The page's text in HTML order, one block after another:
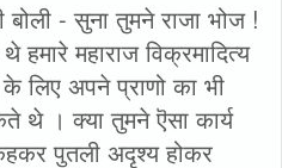
- सुना तुमने राजा भोज !
महाराज विक्रमादित्य
लिए अपने प्राणो का भी
थे । क्या तुमने ऎसा कार्य
पुतली अदृश्य होकर